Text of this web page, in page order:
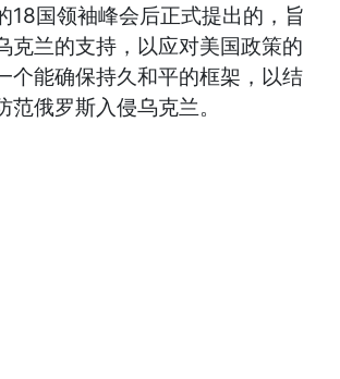
18国领袖峰会后正式提出的，旨
克兰的支持，以应对美国政策的
个能确保持久和平的框架，以结
范俄罗斯入侵乌克兰。